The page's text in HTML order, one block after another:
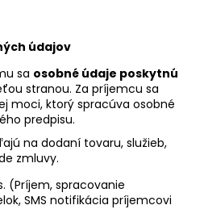
údajov
sa osobné údaje poskytnú
stranou. Za príjemcu sa
moci, ktorý spracúva osobné
predpisu.
na dodaní tovaru, služieb,
zmluvy.
(Príjem, spracovanie
SMS notifikácia príjemcovi